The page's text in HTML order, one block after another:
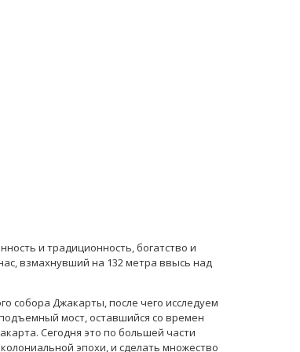
и традиционность, богатство и
взмахнувший на 132 метра ввысь над
собора Джакарты, после чего исследуем
мост, оставшийся со времен
Сегодня это по большей части
эпохи, и сделать множество